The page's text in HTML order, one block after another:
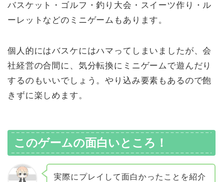
バスケット・ゴルフ・釣り大会・スイーツ作り・ル
ーレットなどのミニゲームもあります。
個人的にはバスケにはハマってしまいましたが、会
社経営の合間に、気分転換にミニゲームで遊んだり
するのもいいでしょう。やり込み要素もあるので飽
きずに楽しめます。
このゲームの面白いところ！
実際にプレイして面白かったことを紹介